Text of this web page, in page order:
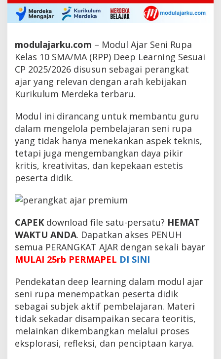
modulajarku.com – Modul Ajar Seni Rupa
Kelas 10 SMA/MA (RPP) Deep Learning Sesuai
CP 2025/2026 disusun sebagai perangkat
ajar yang relevan dengan arah kebijakan
Kurikulum Merdeka terbaru.
Modul ini dirancang untuk membantu guru
dalam mengelola pembelajaran seni rupa
yang tidak hanya menekankan aspek teknis,
tetapi juga mengembangkan daya pikir
kritis, kreativitas, dan kepekaan estetis
peserta didik.
CAPEK download file satu-persatu? HEMAT
WAKTU ANDA. Dapatkan akses PENUH
semua PERANGKAT AJAR dengan sekali bayar
MULAI 25rb PERMAPEL DI SINI
Pendekatan deep learning dalam modul ajar
seni rupa menempatkan peserta didik
sebagai subjek aktif pembelajaran. Materi
tidak sekadar disampaikan secara teoritis,
melainkan dikembangkan melalui proses
eksplorasi, refleksi, dan penciptaan karya.